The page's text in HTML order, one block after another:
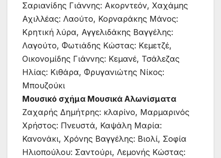
Σαριανίδης Γιάννης: Ακορντεόν, Χαχάμης
Αχιλλέας: Λαούτο, Κορναράκης Μάνος:
Κρητική λύρα, Αγγελιδάκης Βαγγέλης:
Λαγούτο, Φωτιάδης Κώστας: Κεμετζέ,
Οικονομίδης Γιάννης: Κεμανέ, Τσάλεζας
Ηλίας: Κιθάρα, Φρυγανιώτης Νίκος:
Μπουζούκι
Μουσικό σχήμα Μουσικά Αλωνίσματα
Ζαχαρής Δημήτρης: κλαρίνο, Μαρμαρινός
Χρήστος: Πνευστά, Καψάλη Μαρία:
Κανονάκι, Χρόνης Βαγγέλης: Βιολί, Σοφία
Ηλιοπούλου: Σαντούρι, Λεμονής Κώστας: